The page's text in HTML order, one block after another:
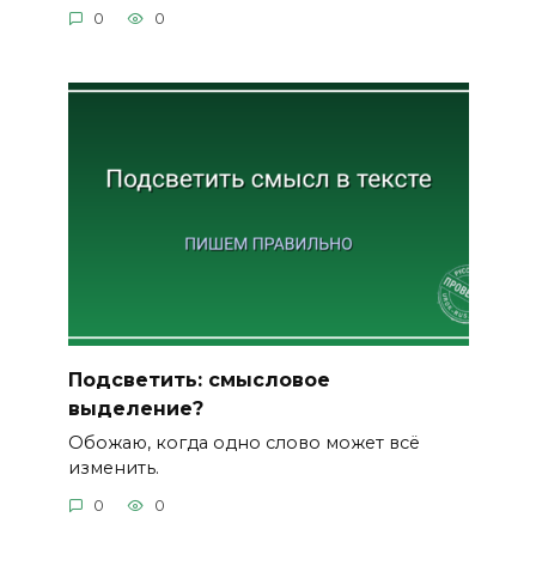
0 0
Подсветить: смысловое
выделение?
Обожаю, когда одно слово может всё
изменить.
0 0